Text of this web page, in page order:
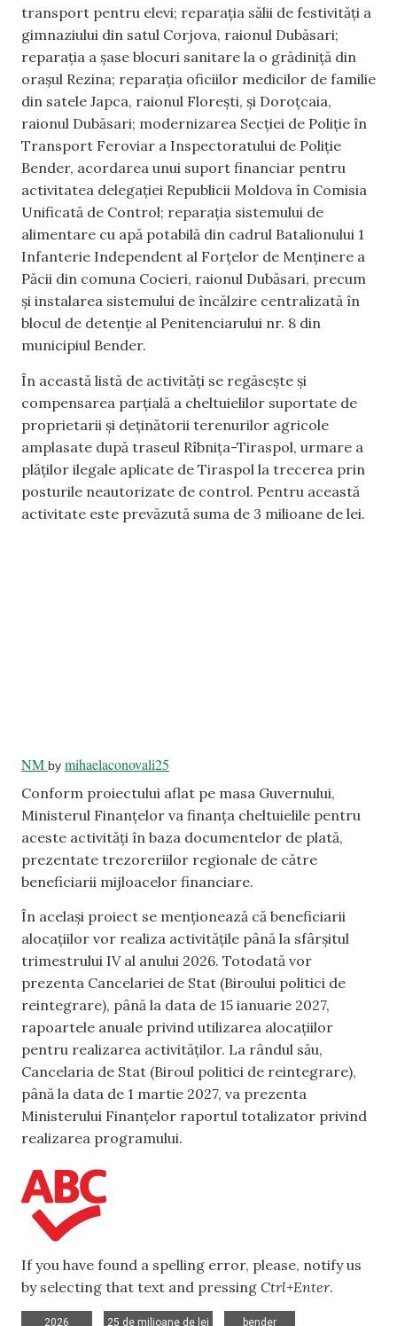
transport pentru elevi; reparația sălii de festivități a
gimnaziului din satul Corjova, raionul Dubăsari;
reparația a șase blocuri sanitare la o grădiniță din
orașul Rezina; reparația oficiilor medicilor de familie
din satele Japca, raionul Florești, și Doroțcaia,
raionul Dubăsari; modernizarea Secției de Poliție în
Transport Feroviar a Inspectoratului de Poliție
Bender, acordarea unui suport financiar pentru
activitatea delegației Republicii Moldova în Comisia
Unificată de Control; reparația sistemului de
alimentare cu apă potabilă din cadrul Batalionului 1
Infanterie Independent al Forțelor de Menținere a
Păcii din comuna Cocieri, raionul Dubăsari, precum
și instalarea sistemului de încălzire centralizată în
blocul de detenție al Penitenciarului nr. 8 din
municipiul Bender.
În această listă de activități se regăsește și
compensarea parțială a cheltuielilor suportate de
proprietarii și deținătorii terenurilor agricole
amplasate după traseul Rîbnița-Tiraspol, urmare a
plăților ilegale aplicate de Tiraspol la trecerea prin
posturile neautorizate de control. Pentru această
activitate este prevăzută suma de 3 milioane de lei.
NM by mihaelaconovali25
Conform proiectului aflat pe masa Guvernului,
Ministerul Finanțelor va finanța cheltuielile pentru
aceste activități în baza documentelor de plată,
prezentate trezoreriilor regionale de către
beneficiarii mijloacelor financiare.
În același proiect se menționează că beneficiarii
alocațiilor vor realiza activitățile până la sfârșitul
trimestrului IV al anului 2026. Totodată vor
prezenta Cancelariei de Stat (Biroului politici de
reintegrare), până la data de 15 ianuarie 2027,
rapoartele anuale privind utilizarea alocațiilor
pentru realizarea activităților. La rândul său,
Cancelaria de Stat (Biroul politici de reintegrare),
până la data de 1 martie 2027, va prezenta
Ministerului Finanțelor raportul totalizator privind
realizarea programului.
If you have found a spelling error, please, notify us
by selecting that text and pressing Ctrl+Enter.
2026
25 de milioane de lei
bender